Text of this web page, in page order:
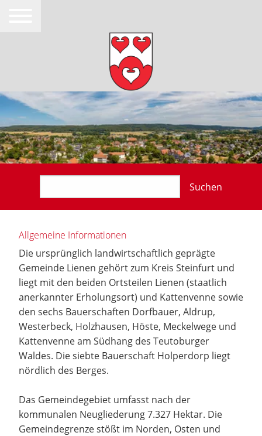
Suchen
Allgemeine Informationen
Die ursprünglich landwirtschaftlich geprägte
Gemeinde Lienen gehört zum Kreis Steinfurt und
liegt mit den beiden Ortsteilen Lienen (staatlich
anerkannter Erholungsort) und Kattenvenne sowie
den sechs Bauerschaften Dorfbauer, Aldrup,
Westerbeck, Holzhausen, Höste, Meckelwege und
Kattenvenne am Südhang des Teutoburger
Waldes. Die siebte Bauerschaft Holperdorp liegt
nördlich des Berges.
Das Gemeindegebiet umfasst nach der
kommunalen Neugliederung 7.327 Hektar. Die
Gemeindegrenze stößt im Norden, Osten und